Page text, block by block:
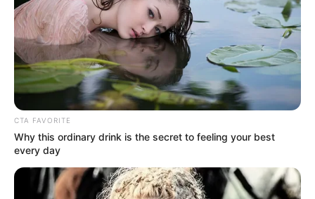
CTA FAVORITE
Why this ordinary drink is the secret to feeling your best
every day